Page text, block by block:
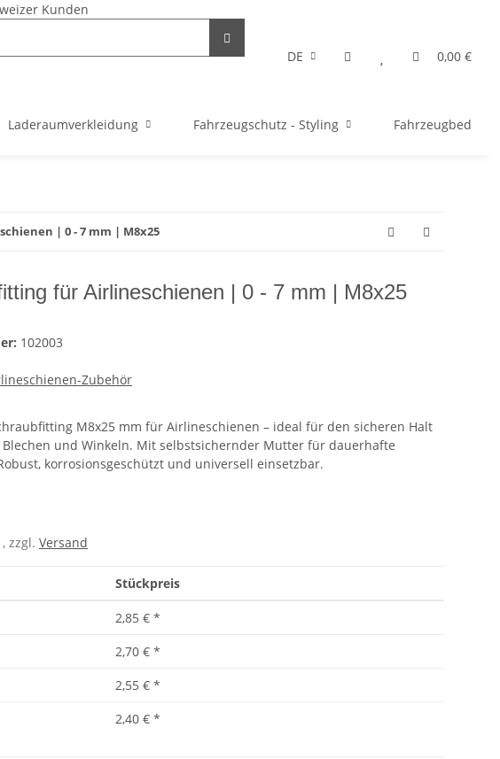
Kunden
DE 0,00 €
Laderaumverkleidung Fahrzeugschutz - Styling Fahrzeugbedarf
| 0 - 7 mm | M8x25
für Airlineschienen | 0 - 7 mm | M8x25
102003
Zubehör
M8x25 mm für Airlineschienen – ideal für den sicheren Halt
und Winkeln. Mit selbstsichernder Mutter für dauerhafte
korrosionsgeschützt und universell einsetzbar.
zzgl. Versand
Stückpreis
2,85 € *
2,70 € *
2,55 € *
2,40 € *